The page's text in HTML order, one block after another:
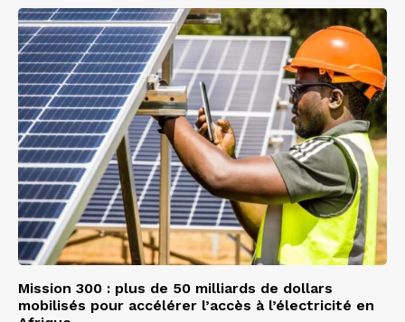
Mission 300 : plus de 50 milliards de dollars
mobilisés pour accélérer l’accès à l’électricité en